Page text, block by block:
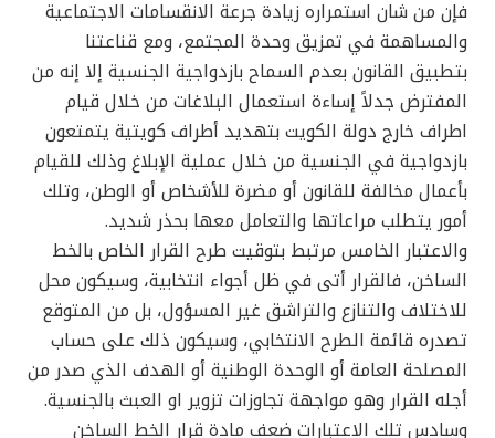
فإن من شان استمراره زيادة جرعة الانقسامات الاجتماعية
والمساهمة في تمزيق وحدة المجتمع، ومع قناعتنا
بتطبيق القانون بعدم السماح بازدواجية الجنسية إلا إنه من
المفترض جدلاً إساءة استعمال البلاغات من خلال قيام
اطراف خارج دولة الكويت بتهديد أطراف كويتية يتمتعون
بازدواجية في الجنسية من خلال عملية الإبلاغ وذلك للقيام
بأعمال مخالفة للقانون أو مضرة للأشخاص أو الوطن، وتلك
أمور يتطلب مراعاتها والتعامل معها بحذر شديد.
والاعتبار الخامس مرتبط بتوقيت طرح القرار الخاص بالخط
الساخن، فالقرار أتى في ظل أجواء انتخابية، وسيكون محل
للاختلاف والتنازع والتراشق غير المسؤول، بل من المتوقع
تصدره قائمة الطرح الانتخابي، وسيكون ذلك على حساب
المصلحة العامة أو الوحدة الوطنية أو الهدف الذي صدر من
أجله القرار وهو مواجهة تجاوزات تزوير او العبث بالجنسية.
وسادس تلك الاعتبارات ضعف مادة قرار الخط الساخن